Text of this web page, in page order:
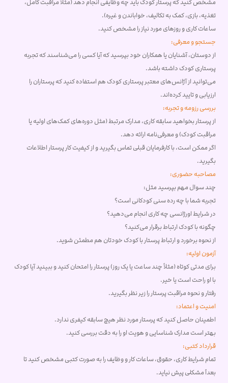
مشخص کنید که پرستار کودک باید چه وظایفی انجام دهد (مثلاً مراقبت کامل،
تغذیه، بازی، کمک به تکالیف، خواباندن و غیره).
ساعات کاری و روزهای مورد نیاز را مشخص کنید.
جستجو و معرفی:
از دوستان، آشنایان یا همکاران خود بپرسید که آیا کسی را می‌شناسند که تجربه
پرستاری کودک داشته باشد.
می‌توانید از آژانس‌های معتبر پرستاری کودک هم استفاده کنید که پرستاران را
ارزیابی و تایید کرده‌اند.
بررسی رزومه و تجربه:
از پرستار بخواهید سابقه کاری، مدارک مرتبط (مثل دوره‌های کمک‌های اولیه یا
مراقبت کودک) و معرفی‌نامه ارائه دهد.
اگر ممکن است، با کارفرمایان قبلی تماس بگیرید و از کیفیت کار پرستار اطلاعات
بگیرید.
مصاحبه حضوری:
چند سوال مهم بپرسید مثل:
تجربه شما با چه رده سنی کودکانی است؟
در شرایط اورژانسی چه کاری انجام می‌دهید؟
چگونه با کودک ارتباط برقرار می‌کنید؟
از نحوه برخورد و ارتباط پرستار با کودک خودتان هم مطمئن شوید.
آزمون اولیه:
برای مدتی کوتاه (مثلاً چند ساعت یا یک روز) پرستار را امتحان کنید و ببینید آیا کودک
با او راحت است یا خیر.
رفتار و نحوه مراقبت پرستار را زیر نظر بگیرید.
امنیت و اعتماد:
اطمینان حاصل کنید که پرستار مورد نظر هیچ سابقه کیفری ندارد.
بهتر است مدارک شناسایی و هویت او را به دقت بررسی کنید.
قرارداد کتبی:
تمام شرایط کاری، حقوق، ساعات کار و وظایف را به صورت کتبی مشخص کنید تا
بعداً مشکلی پیش نیاید.